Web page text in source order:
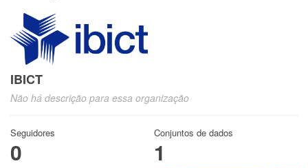
IBICT
Não há descrição para essa organização
Seguidores
0
Conjuntos de dados
1